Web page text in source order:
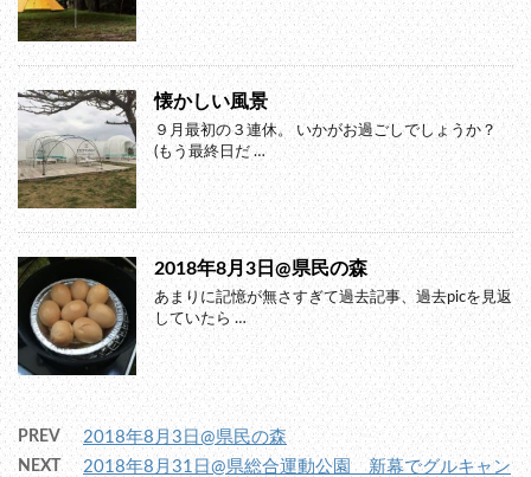
懐かしい風景
９月最初の３連休。 いかがお過ごしでしょうか？
(もう最終日だ …
2018年8月3日@県民の森
あまりに記憶が無さすぎて過去記事、過去picを見返
していたら …
PREV 2018年8月3日@県民の森
NEXT 2018年8月31日@県総合運動公園 新幕でグルキャン